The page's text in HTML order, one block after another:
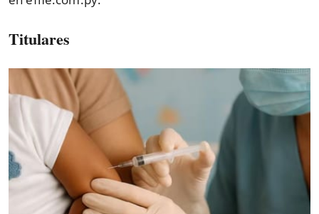
Titulares